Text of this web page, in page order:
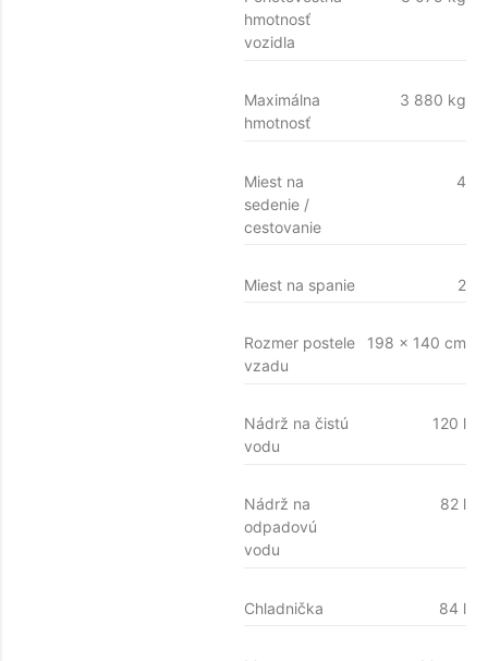
hmotnosť
vozidla
Maximálna
hmotnosť
3 880 kg
Miest na
sedenie /
cestovanie
4
Miest na spanie 2
Rozmer postele
vzadu
198 x 140 cm
Nádrž na čistú
vodu
120 l
Nádrž na
odpadovú
vodu
82 l
Chladnička 84 l